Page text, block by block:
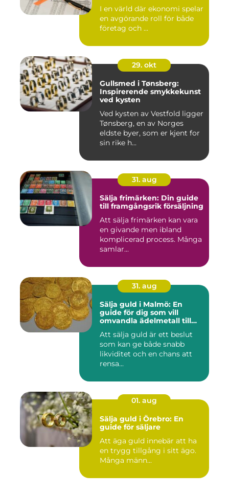
I en värld där ekonomi spelar
en avgörande roll för både
företag och ...
29. okt
Gullsmed i Tønsberg:
Inspirerende smykkekunst
ved kysten
Ved kysten av Vestfold ligger
Tønsberg, en av Norges
eldste byer, som er kjent for
sin rike h...
31. aug
Sälja frimärken: Din guide
till framgångsrik försäljning
Att sälja frimärken kan vara
en givande men ibland
komplicerad process. Många
samlar...
31. aug
Sälja guld i Malmö: En
guide för dig som vill
omvandla ädelmetall till
Att sälja guld är ett beslut
som kan ge både snabb
likviditet och en chans att
rensa...
01. aug
Sälja guld i Örebro: En
guide för säljare
Att äga guld innebär att ha
en trygg tillgång i sitt ägo.
Många männ...